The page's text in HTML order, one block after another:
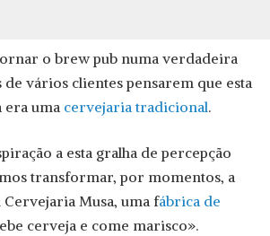
o brew pub numa verdadeira
vários clientes pensarem que esta
era uma cervejaria tradicional.
a esta gralha de percepção
transformar, por momentos, a
Cervejaria Musa, uma fábrica de
cerveja e come marisco».